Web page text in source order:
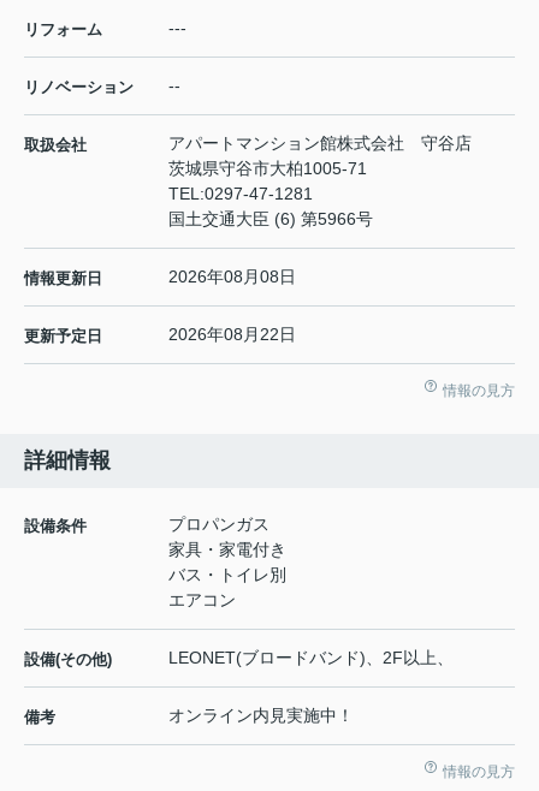
リフォーム ---
リノベーション --
取扱会社
アパートマンション館株式会社 守谷店
茨城県守谷市大柏1005-71
TEL:0297-47-1281
国土交通大臣 (6) 第5966号
情報更新日 2026年08月08日
更新予定日 2026年08月22日
情報の見方
詳細情報
設備条件
プロパンガス
家具・家電付き
バス・トイレ別
エアコン
設備(その他) LEONET(ブロードバンド)、2F以上、
備考 オンライン内見実施中！
情報の見方